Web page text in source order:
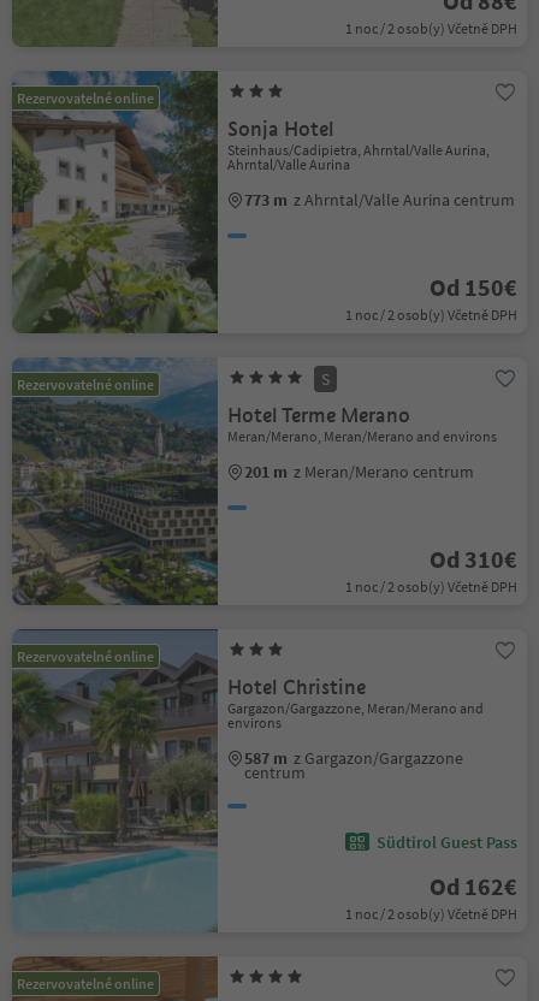
1 noc / 2 osob(y) Včetně DPH
Rezervovatelné online
Sonja Hotel
Steinhaus/Cadipietra, Ahrntal/Valle Aurina,
Ahrntal/Valle Aurina
773 m z Ahrntal/Valle Aurina centrum
Od 150€
1 noc / 2 osob(y) Včetně DPH
Rezervovatelné online S
Hotel Terme Merano
Meran/Merano, Meran/Merano and environs
201 m z Meran/Merano centrum
Od 310€
1 noc / 2 osob(y) Včetně DPH
Rezervovatelné online
Hotel Christine
Gargazon/Gargazzone, Meran/Merano and
environs
587 m z Gargazon/Gargazzone
centrum
Südtirol Guest Pass
Od 162€
1 noc / 2 osob(y) Včetně DPH
Rezervovatelné online